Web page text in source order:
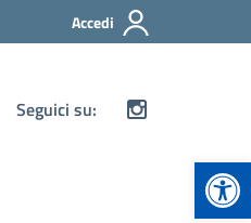
Accedi
Seguici su: